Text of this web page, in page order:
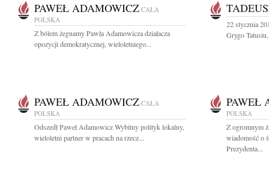
PAWEŁ ADAMOWICZ CAŁA
POLSKA
Z bólem żegnamy Pawła Adamowicza działacza
opozycji demokratycznej, wieloletniego...
22 stycznia
Grygo
PAWEŁ ADAMOWICZ CAŁA
POLSKA
Odszedł Paweł Adamowicz Wybitny polityk lokalny,
wieloletni partner w pracach na rzecz...
PAWEŁ
POLSKA
Z ogromnym
wiadomość o
Prezydenta...